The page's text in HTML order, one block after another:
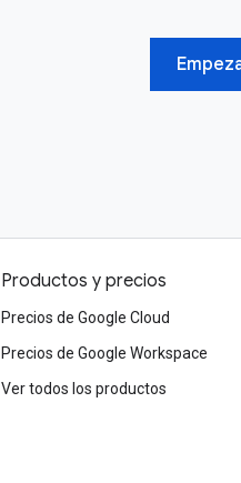
Productos y precios
Precios de Google Cloud
Precios de Google Workspace
Ver todos los productos